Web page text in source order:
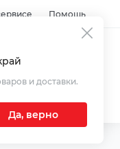
Помощь
и доставки.
Да, верно